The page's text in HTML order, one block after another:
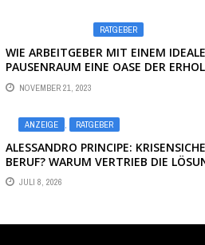
RATGEBER
WIE ARBEITGEBER MIT EINEM
PAUSENRAUM EINE OASE DER
KREATIVITÄT SCHAFFEN
NOVEMBER 21, 2023
ANZEIGE RATGEBER
ALESSANDRO PRINCIPE:
BERUF? WARUM VERTRIEB DIE
JULI 8, 2026